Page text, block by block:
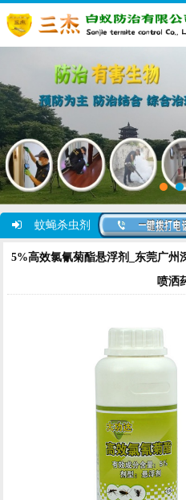
蚊蝇杀虫剂
5%高效氯氰菊酯悬浮剂_东莞广州
喷洒